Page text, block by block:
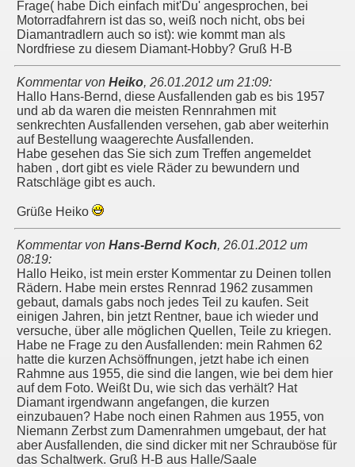
Frage( habe Dich einfach mit'Du' angesprochen, bei
Motorradfahrern ist das so, weiß noch nicht, obs bei
Diamantradlern auch so ist): wie kommt man als
Nordfriese zu diesem Diamant-Hobby? Gruß H-B
Kommentar von Heiko, 26.01.2012 um 21:09:
Hallo Hans-Bernd, diese Ausfallenden gab es bis 1957
und ab da waren die meisten Rennrahmen mit
senkrechten Ausfallenden versehen, gab aber weiterhin
auf Bestellung waagerechte Ausfallenden.
Habe gesehen das Sie sich zum Treffen angemeldet
haben , dort gibt es viele Räder zu bewundern und
Ratschläge gibt es auch.
Grüße Heiko
Kommentar von Hans-Bernd Koch, 26.01.2012 um
08:19:
Hallo Heiko, ist mein erster Kommentar zu Deinen tollen
Rädern. Habe mein erstes Rennrad 1962 zusammen
gebaut, damals gabs noch jedes Teil zu kaufen. Seit
einigen Jahren, bin jetzt Rentner, baue ich wieder und
versuche, über alle möglichen Quellen, Teile zu kriegen.
Habe ne Frage zu den Ausfallenden: mein Rahmen 62
hatte die kurzen Achsöffnungen, jetzt habe ich einen
Rahmne aus 1955, die sind die langen, wie bei dem hier
auf dem Foto. Weißt Du, wie sich das verhält? Hat
Diamant irgendwann angefangen, die kurzen
einzubauen? Habe noch einen Rahmen aus 1955, von
Niemann Zerbst zum Damenrahmen umgebaut, der hat
aber Ausfallenden, die sind dicker mit ner Schrauböse für
das Schaltwerk. Gruß H-B aus Halle/Saale